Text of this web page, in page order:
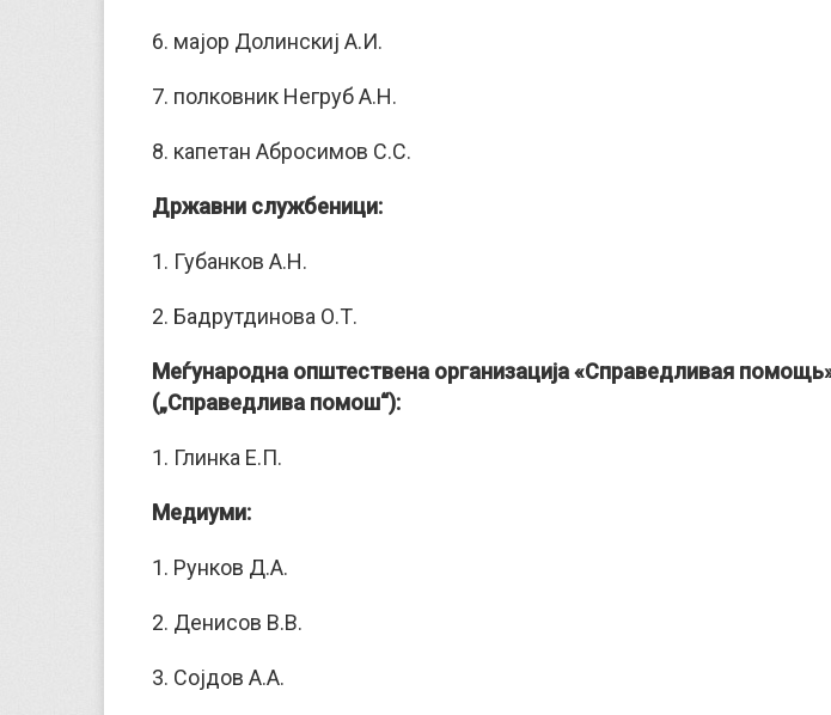
6. мајор Долинскиј А.И.
7. полковник Негруб А.Н.
8. капетан Абросимов С.С.
Државни службеници:
1. Губанков А.Н.
2. Бадрутдинова О.Т.
Меѓународна општествена организација «Справедливая
(„Справедлива помош“):
1. Глинка Е.П.
Медиуми:
1. Рунков Д.А.
2. Денисов В.В.
3. Сојдов А.А.